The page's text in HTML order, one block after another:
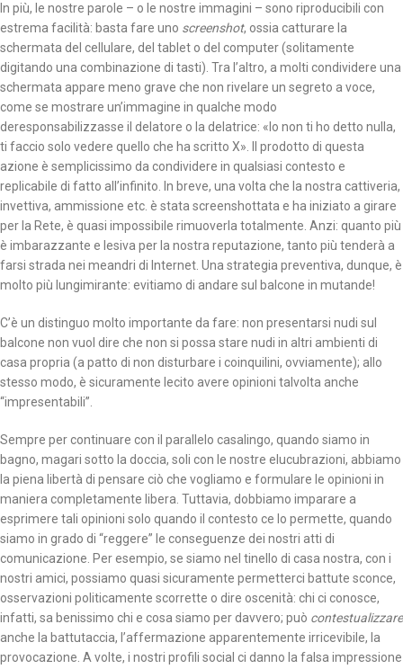
In più, le nostre parole – o le nostre immagini – sono riproducibili con
estrema facilità: basta fare uno screenshot, ossia catturare la
schermata del cellulare, del tablet o del computer (solitamente
digitando una combinazione di tasti). Tra l’altro, a molti condividere una
schermata appare meno grave che non rivelare un segreto a voce,
come se mostrare un’immagine in qualche modo
deresponsabilizzasse il delatore o la delatrice: «Io non ti ho detto nulla,
ti faccio solo vedere quello che ha scritto X». Il prodotto di questa
azione è semplicissimo da condividere in qualsiasi contesto e
replicabile di fatto all’infinito. In breve, una volta che la nostra cattiveria,
invettiva, ammissione etc. è stata screenshottata e ha iniziato a girare
per la Rete, è quasi impossibile rimuoverla totalmente. Anzi: quanto più
è imbarazzante e lesiva per la nostra reputazione, tanto più tenderà a
farsi strada nei meandri di Internet. Una strategia preventiva, dunque, è
molto più lungimirante: evitiamo di andare sul balcone in mutande!
C’è un distinguo molto importante da fare: non presentarsi nudi sul
balcone non vuol dire che non si possa stare nudi in altri ambienti di
casa propria (a patto di non disturbare i coinquilini, ovviamente); allo
stesso modo, è sicuramente lecito avere opinioni talvolta anche
“impresentabili”.
Sempre per continuare con il parallelo casalingo, quando siamo in
bagno, magari sotto la doccia, soli con le nostre elucubrazioni, abbiamo
la piena libertà di pensare ciò che vogliamo e formulare le opinioni in
maniera completamente libera. Tuttavia, dobbiamo imparare a
esprimere tali opinioni solo quando il contesto ce lo permette, quando
siamo in grado di “reggere” le conseguenze dei nostri atti di
comunicazione. Per esempio, se siamo nel tinello di casa nostra, con i
nostri amici, possiamo quasi sicuramente permetterci battute sconce,
osservazioni politicamente scorrette o dire oscenità: chi ci conosce,
infatti, sa benissimo chi e cosa siamo per davvero; può contestualizzare
anche la battutaccia, l’affermazione apparentemente irricevibile, la
provocazione. A volte, i nostri profili social ci danno la falsa impressione